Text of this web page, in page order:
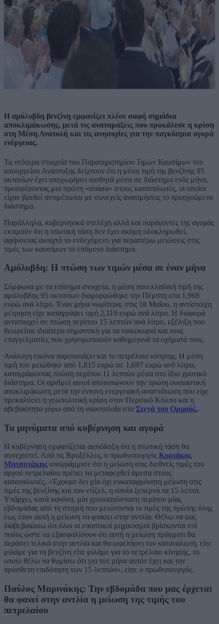
Η αμόλυβδη βενζίνη εμφανίζει πλέον σαφή σημάδια
αποκλιμάκωσης, μετά τις αναταράξεις που προκάλεσε η κρίση
στη Μέση Ανατολή και τις ανησυχίες για την παγκόσμια αγορά
ενέργειας.
Τα νεότερα στοιχεία του Παρατηρητηρίου Τιμών Καυσίμων του
υπουργείου Ανάπτυξης δείχνουν ότι η μέση τιμή της βενζίνης 95
οκτανίων έχει υποχωρήσει αισθητά μέσα σε διάστημα ενός μήνα,
προσφέροντας μια πρώτη «ανάσα» στους καταναλωτές, οι οποίοι
είχαν βρεθεί αντιμέτωποι με συνεχείς ανατιμήσεις το προηγούμενο
διάστημα.
Παράλληλα, κυβερνητικά στελέχη αλλά και παράγοντες της αγοράς
εκτιμούν ότι η πτωτική τάση δεν έχει ακόμη ολοκληρωθεί,
αφήνοντας ανοιχτό το ενδεχόμενο για περαιτέρω μειώσεις στις
τιμές των καυσίμων το επόμενο διάστημα.
Αμόλυβδη: Η πτώση των τιμών μέσα σε έναν μήνα
Σύμφωνα με τα επίσημα στοιχεία, η μέση πανελλαδική τιμή της
αμόλυβδης 95 οκτανίων διαμορφώθηκε την Πέμπτη στα 1,968
ευρώ ανά λίτρο. Έναν μήνα νωρίτερα, στις 18 Μαΐου, η αντίστοιχη
μέτρηση είχε καταγράψει τιμή 2,119 ευρώ ανά λίτρο. Η διαφορά
αντιστοιχεί σε πτώση περίπου 15 λεπτών ανά λίτρο, εξέλιξη που
θεωρείται ιδιαίτερα σημαντική για τα νοικοκυριά και τους
επαγγελματίες που χρησιμοποιούν καθημερινά τα οχήματά τους.
Ανάλογη εικόνα παρουσιάζει και το πετρέλαιο κίνησης. Η μέση
τιμή του μειώθηκε από 1,815 ευρώ σε 1,697 ευρώ ανά λίτρο,
καταγράφοντας πτώση περίπου 11 λεπτών μέσα στο ίδιο χρονικό
διάστημα. Οι αριθμοί αυτοί αποτυπώνουν την πρώτη ουσιαστική
αποκλιμάκωση μετά την έντονη ενεργειακή αναστάτωση που είχε
προκαλέσει η γεωπολιτική κρίση στον Περσικό Κόλπο και η
αβεβαιότητα γύρω από τη ναυσιπλοΐα στα Στενά του Ορμούζ.
Τα μηνύματα από κυβέρνηση και αγορά
Η κυβέρνηση εμφανίζεται αισιόδοξη ότι η πτωτική τάση θα
συνεχιστεί. Από τις Βρυξέλλες, ο πρωθυπουργός Κυριάκος
Μητσοτάκης υπογράμμισε ότι η μείωση στις διεθνείς τιμές του
αργού πετρελαίου πρέπει να μεταφερθεί άμεσα στους
καταναλωτές. «Έχουμε δει μία όχι ευκαταφρόνητη μείωση στις
τιμές της βενζίνης και του ντίζελ, η οποία ξεπερνά τα 15 λεπτά.
Υπάρχει, κατά κανόνα, μία χρονοαπόσταση περίπου μίας
εβδομάδας από τη στιγμή που μειώνονται οι τιμές της πρώτης ύλης
έως ότου αυτή η μείωση να φτάσει στην αντλία. Θέλω να σας
διαβεβαιώσω ότι όλοι οι εποπτικοί μηχανισμοί βρίσκονται επί
ποδός ώστε να εξασφαλίσουν ότι αυτή η μείωση πράγματι θα
περάσει τελικά στην αντλία και θα ωφελήσει τον καταναλωτή, είτε
μιλάμε για τη βενζίνη είτε μιλάμε για το πετρέλαιο κίνησης, το
οποίο θέλω να θυμίσω ότι για τον μήνα αυτόν έχει και την
πρόσθετη επιδότηση των 15 λεπτών», είπε ο πρωθυπουργός.
Παύλος Μαρινάκης: Την εβδομάδα που μας έρχεται
θα φανεί στην αντλία η μείωση της τιμής του
πετρελαίου